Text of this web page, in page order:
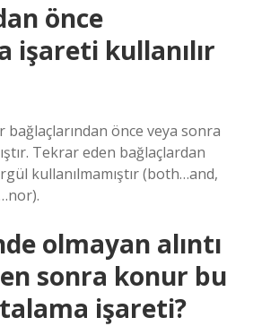
önce
işareti kullanılır
önce veya sonra
Tekrar eden bağlaçlardan
kullanılmamıştır (both…and,
olmayan alıntı
sonra konur bu
işareti?